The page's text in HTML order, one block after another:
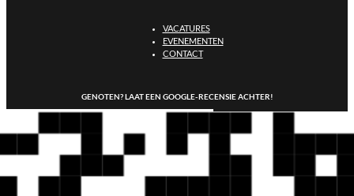
VACATURES
EVENEMENTEN
CONTACT
GENOTEN? LAAT EEN GOOGLE-RECENSIE ACHTER!